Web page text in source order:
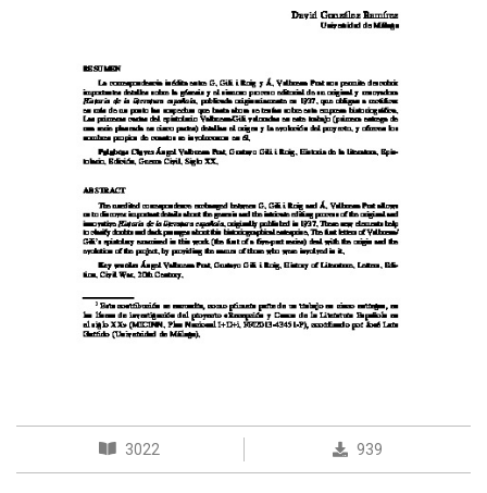
3022 939